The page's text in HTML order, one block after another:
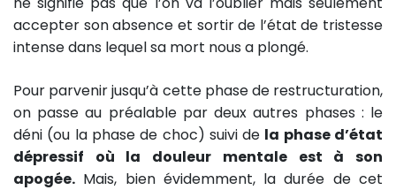
accepter son absence et sortir de l’état de tristesse
intense dans lequel sa mort nous a plongé.
Pour parvenir jusqu’à cette phase de restructuration,
on passe au préalable par deux autres phases : le
déni (ou la phase de choc) suivi de la phase d’état
dépressif où la douleur mentale est à son
apogée. Mais, bien évidemment, la durée de cet